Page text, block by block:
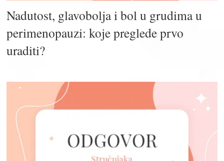
Nadutost, glavobolja i bol u grudima u
perimenopauzi: koje preglede prvo
uraditi?